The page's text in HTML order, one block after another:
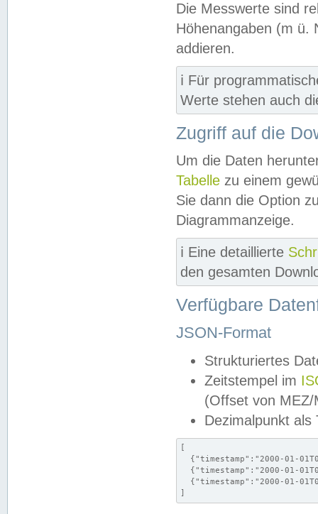
Die Messwerte sind
Höhenangaben (m ü.
addieren.
ℹ️ Für
Werte stehen auch
Zugriff auf die
Um die Daten
Tabelle zu einem
Sie dann die Option
Diagrammanzeige.
ℹ️ Eine detaillierte
den gesamten
Verfügbare
JSON-Format
Strukturiertes
Zeitstempel im
(Offset von MEZ/
Dezimalpunkt als
[
{"timestamp":"2000-01-
{"timestamp":"2000-01-
{"timestamp":"2000-01-
]